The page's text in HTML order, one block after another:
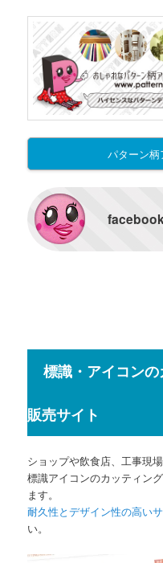
パターン柄
標識・アイコン
販売サイト
ショップや飲食店、工事現
標識アイコンのカッティン
ます。
耐久性とデザイン性の高い
い。